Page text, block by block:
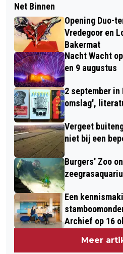
Net Binnen
Opening Duo-
Vredegoor en
Bakermat
Nacht Wacht
en 9 augustus
2 september in
omslag',
Vergeet
niet bij een
Burgers' Zoo
Een
Archief op 16
Meer